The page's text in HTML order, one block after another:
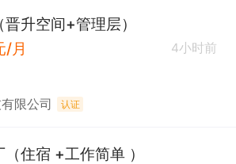
升空间+管理层）
月
4小时前
限公司 认证
住宿 +工作简单 ）